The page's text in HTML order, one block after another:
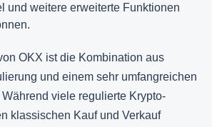
und weitere erweiterte Funktionen
OKX ist die Kombination aus
und einem sehr umfangreichen
viele regulierte Krypto-
klassischen Kauf und Verkauf